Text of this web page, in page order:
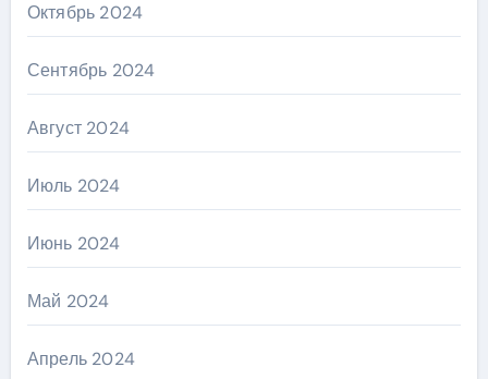
Октябрь 2024
Сентябрь 2024
Август 2024
Июль 2024
Июнь 2024
Май 2024
Апрель 2024